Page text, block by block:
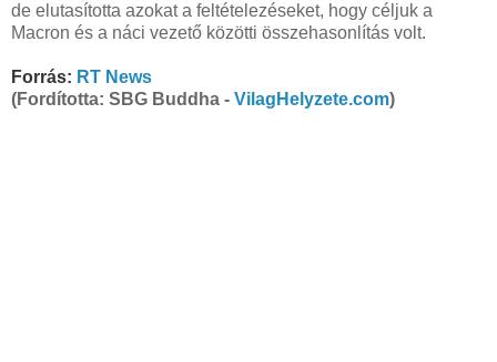
de elutasította azokat a feltételezéseket, hogy céljuk a
Macron és a náci vezető közötti összehasonlítás volt.
Forrás: RT News
(Fordította: SBG Buddha - VilagHelyzete.com)